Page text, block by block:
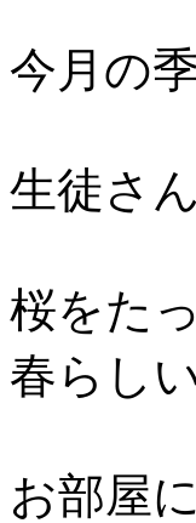
今月の
生徒さ
桜をた
春らし
お部屋